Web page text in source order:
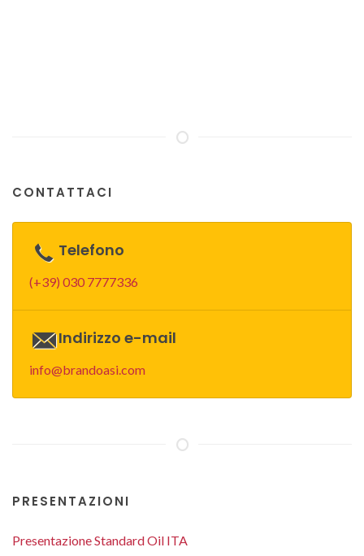
CONTATTACI
Telefono
(+39) 030 7777336
Indirizzo e-mail
info@brandoasi.com
PRESENTAZIONI
Presentazione Standard Oil ITA